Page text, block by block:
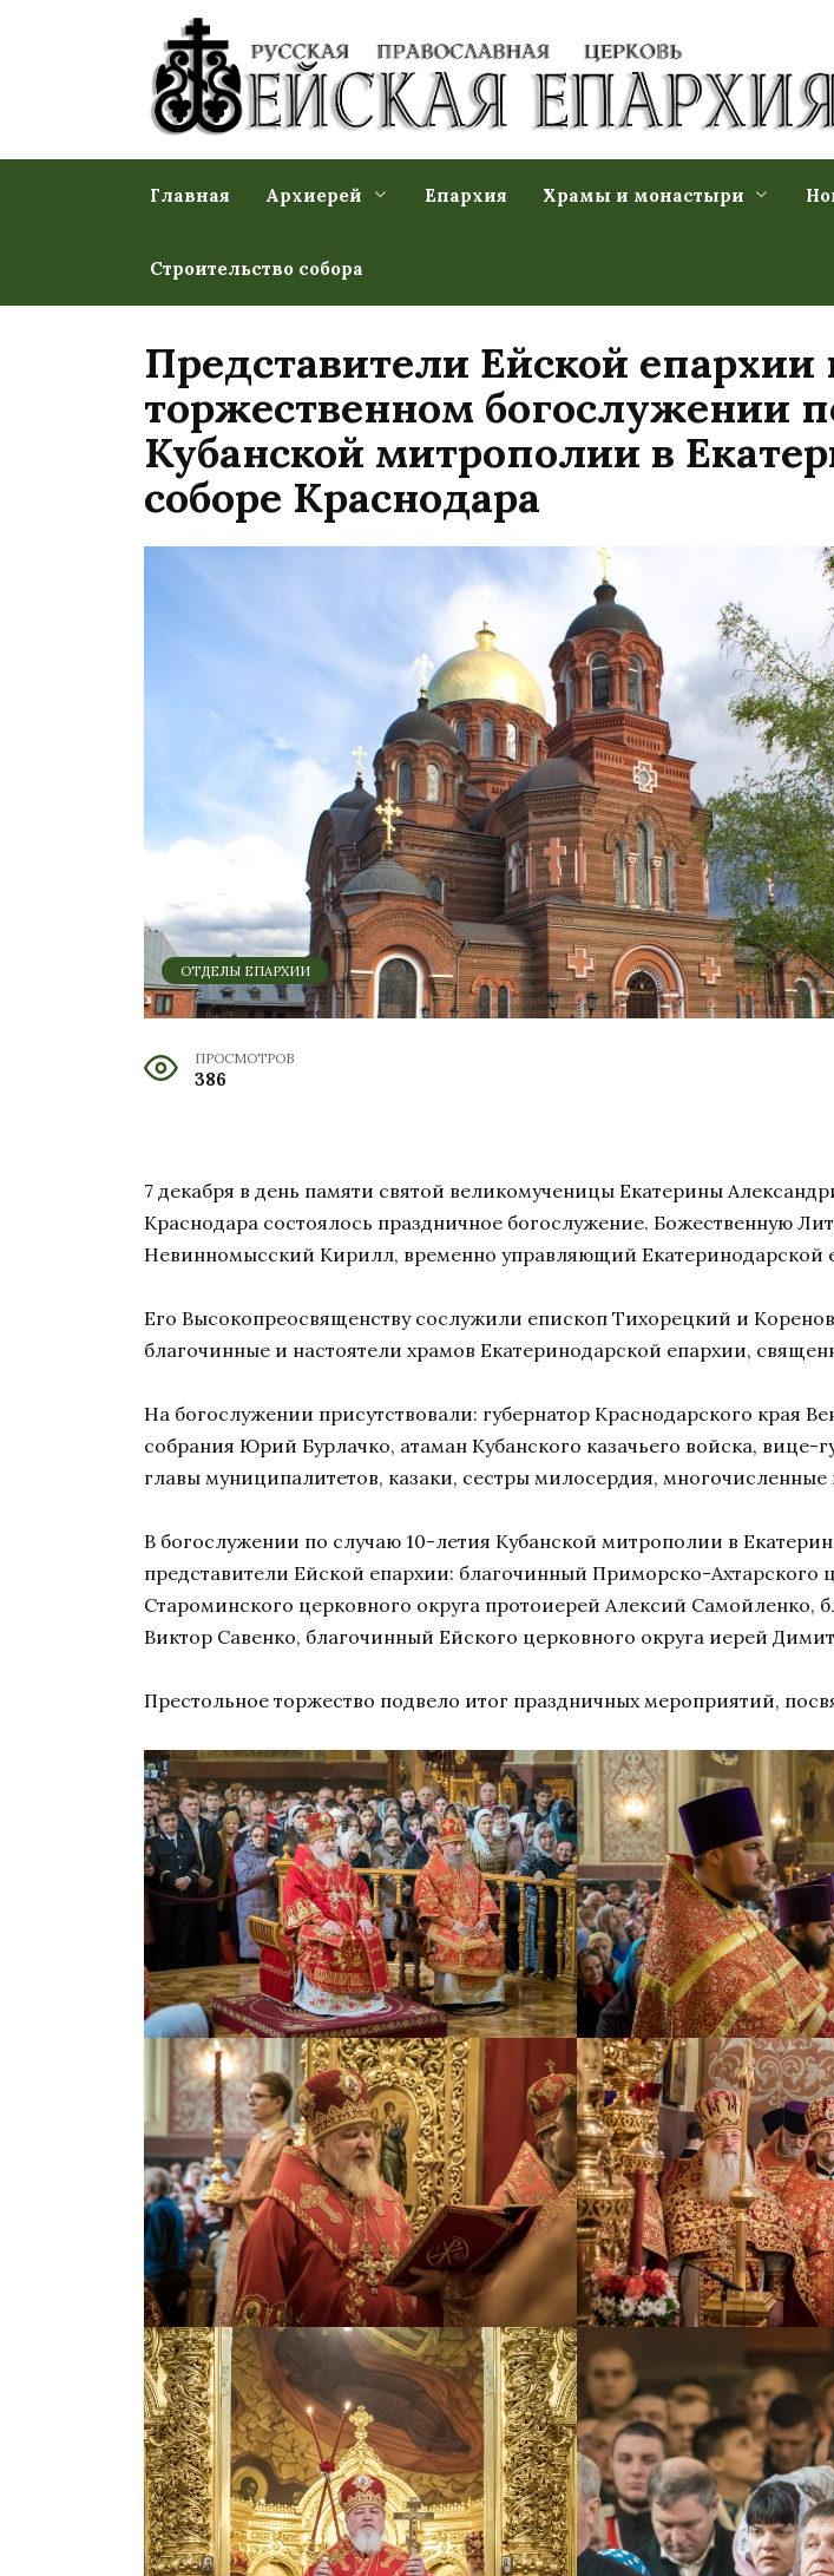
Главная Архиерей Епархия Храмы и монастыри
Строительство собора
Представители Ейской епархии
торжественном богослужении
Кубанской митрополии в
соборе Краснодара
ОТДЕЛЫ ЕПАРХИИ
ПРОСМОТРОВ
386
7 декабря в день памяти святой великомученицы Екатерины
Краснодара состоялось праздничное богослужение. Божественную
Невинномысский Кирилл, временно управляющий Екатеринодарской
Его Высокопреосвященству сослужили епископ Тихорецкий и
благочинные и настоятели храмов Екатеринодарской епархии,
На богослужении присутствовали: губернатор Краснодарского края
собрания Юрий Бурлачко, атаман Кубанского казачьего войска,
главы муниципалитетов, казаки, сестры милосердия,
В богослужении по случаю 10-летия Кубанской митрополии в
представители Ейской епархии: благочинный Приморско-
Староминского церковного округа протоиерей Алексий
Виктор Савенко, благочинный Ейского церковного округа иерей
Престольное торжество подвело итог праздничных мероприятий,